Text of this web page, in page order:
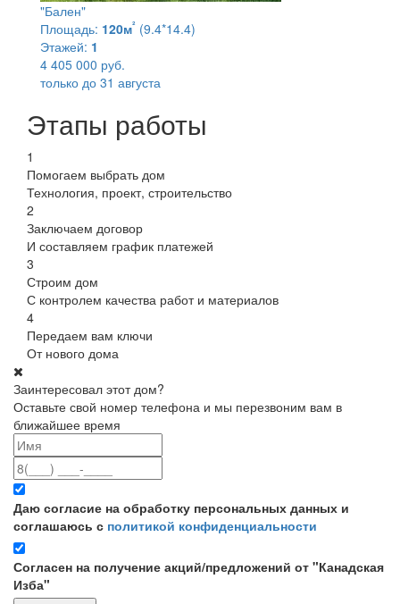
"Бален"
Площадь: 120м² (9.4*14.4)
Этажей: 1
4 405 000 руб.
только до 31 августа
Этапы работы
1
Помогаем выбрать дом
Технология, проект, строительство
2
Заключаем договор
И составляем график платежей
3
Строим дом
С контролем качества работ и материалов
4
Передаем вам ключи
От нового дома
Заинтересовал этот дом?
Оставьте свой номер телефона и мы перезвоним вам в
ближайшее время
Даю согласие на обработку персональных данных и
соглашаюсь с политикой конфиденциальности
Согласен на получение акций/предложений от "Канадская
Изба"